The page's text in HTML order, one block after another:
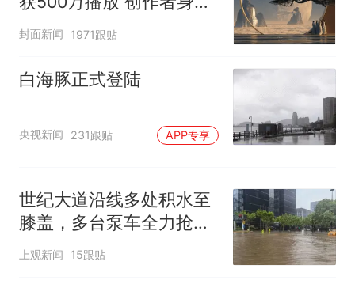
披露
封面新闻 1971跟贴
白海豚正式登陆
央视新闻 231跟贴 APP专享
世纪大道沿线多处积水至
膝盖，多台泵车全力抢
排，建议市民尽量避免附
上观新闻 15跟贴